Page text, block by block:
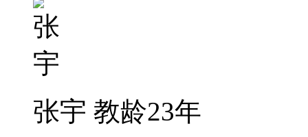
张宇 教龄23年